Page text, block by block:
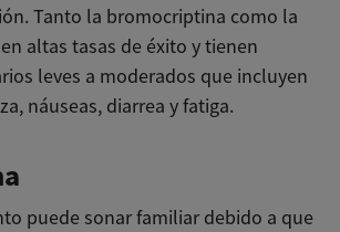
Tanto la bromocriptina como la
altas tasas de éxito y tienen
leves a moderados que incluyen
náuseas, diarrea y fatiga.
puede sonar familiar debido a que